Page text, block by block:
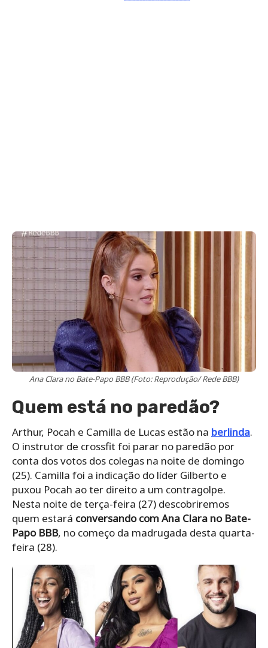
Ana Clara no Bate-Papo BBB (Foto: Reprodução/ Rede BBB)
Quem está no paredão?
Arthur, Pocah e Camilla de Lucas estão na berlinda.
O instrutor de crossfit foi parar no paredão por
conta dos votos dos colegas na noite de domingo
(25). Camilla foi a indicação do líder Gilberto e
puxou Pocah ao ter direito a um contragolpe.
Nesta noite de terça-feira (27) descobriremos
quem estará conversando com Ana Clara no Bate-
Papo BBB, no começo da madrugada desta quarta-
feira (28).